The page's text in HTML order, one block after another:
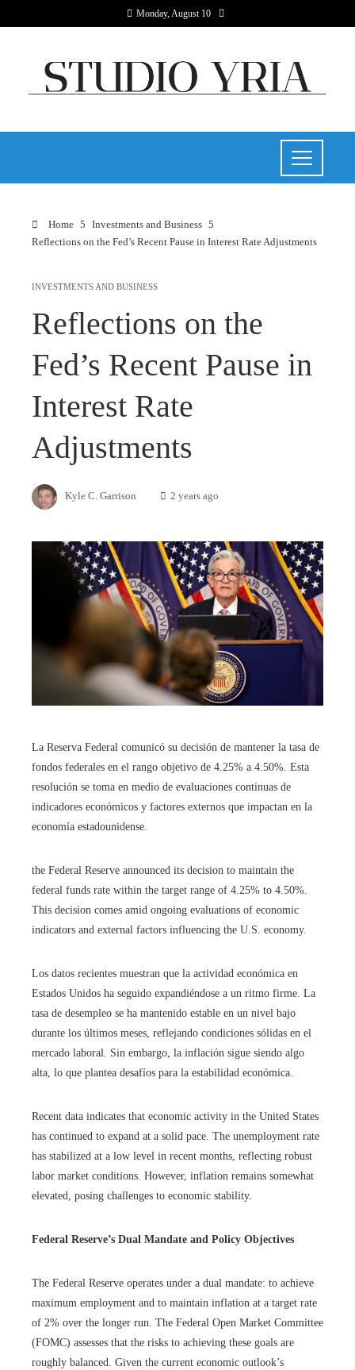
Monday, August 10
Home
Investments and Business
Reflections on the Fed’s Recent Pause in Interest Rate Adjustments
INVESTMENTS AND BUSINESS
Reflections on the
Fed’s Recent Pause in
Interest Rate
Adjustments
Kyle C. Garrison 2 years ago
La Reserva Federal comunicó su decisión de mantener la tasa de
fondos federales en el rango objetivo de 4.25% a 4.50%. Esta
resolución se toma en medio de evaluaciones continuas de
indicadores económicos y factores externos que impactan en la
economía estadounidense.
the Federal Reserve announced its decision to maintain the
federal funds rate within the target range of 4.25% to 4.50%.
This decision comes amid ongoing evaluations of economic
indicators and external factors influencing the U.S. economy.
Los datos recientes muestran que la actividad económica en
Estados Unidos ha seguido expandiéndose a un ritmo firme. La
tasa de desempleo se ha mantenido estable en un nivel bajo
durante los últimos meses, reflejando condiciones sólidas en el
mercado laboral. Sin embargo, la inflación sigue siendo algo
alta, lo que plantea desafíos para la estabilidad económica.
Recent data indicates that economic activity in the United States
has continued to expand at a solid pace. The unemployment rate
has stabilized at a low level in recent months, reflecting robust
labor market conditions. However, inflation remains somewhat
elevated, posing challenges to economic stability.
Federal Reserve’s Dual Mandate and Policy Objectives
The Federal Reserve operates under a dual mandate: to achieve
maximum employment and to maintain inflation at a target rate
of 2% over the longer run. The Federal Open Market Committee
(FOMC) assesses that the risks to achieving these goals are
roughly balanced. Given the current economic outlook’s